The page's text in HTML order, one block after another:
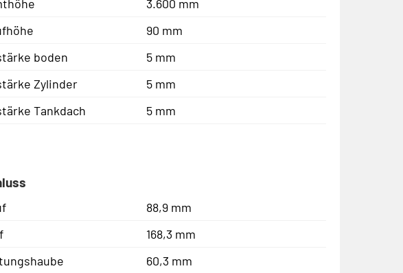
3.600 mm
90 mm
boden
5 mm
Zylinder
5 mm
Tankdach
5 mm
88,9 mm
168,3 mm
60,3 mm